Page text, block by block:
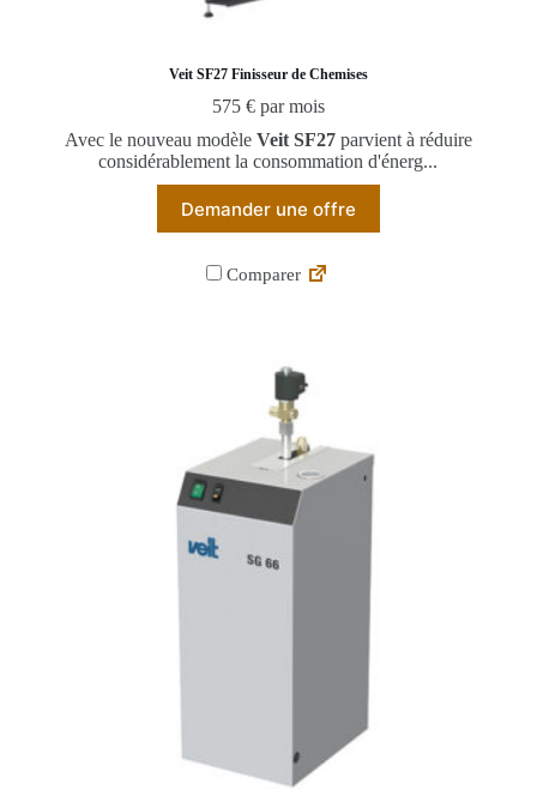
Veit SF27 Finisseur de Chemises
575 € par mois
Avec le nouveau modèle Veit SF27 parvient à réduire
considérablement la consommation d'énerg...
Demander une offre
Comparer